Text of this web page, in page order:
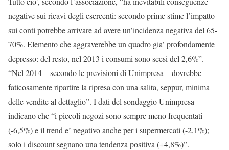
negative sui ricavi degli esercenti: secondo prime stime l’impatto
sui conti potrebbe arrivare ad avere un’incidenza negativa del 65-
70%. Elemento che aggraverebbe un quadro gia’ profondamente
depresso: del resto, nel 2013 i consumi sono scesi del 2,6%”.
“Nel 2014 – secondo le previsioni di Unimpresa – dovrebbe
faticosamente ripartire la ripresa con una salita, seppur, minima
delle vendite al dettaglio”. I dati del sondaggio Unimpresa
indicano che “i piccoli negozi sono sempre meno frequentati
(-6,5%) e il trend e’ negativo anche per i supermercati (-2,1%);
solo i discount segnano una tendenza positiva (+4,8%)”.